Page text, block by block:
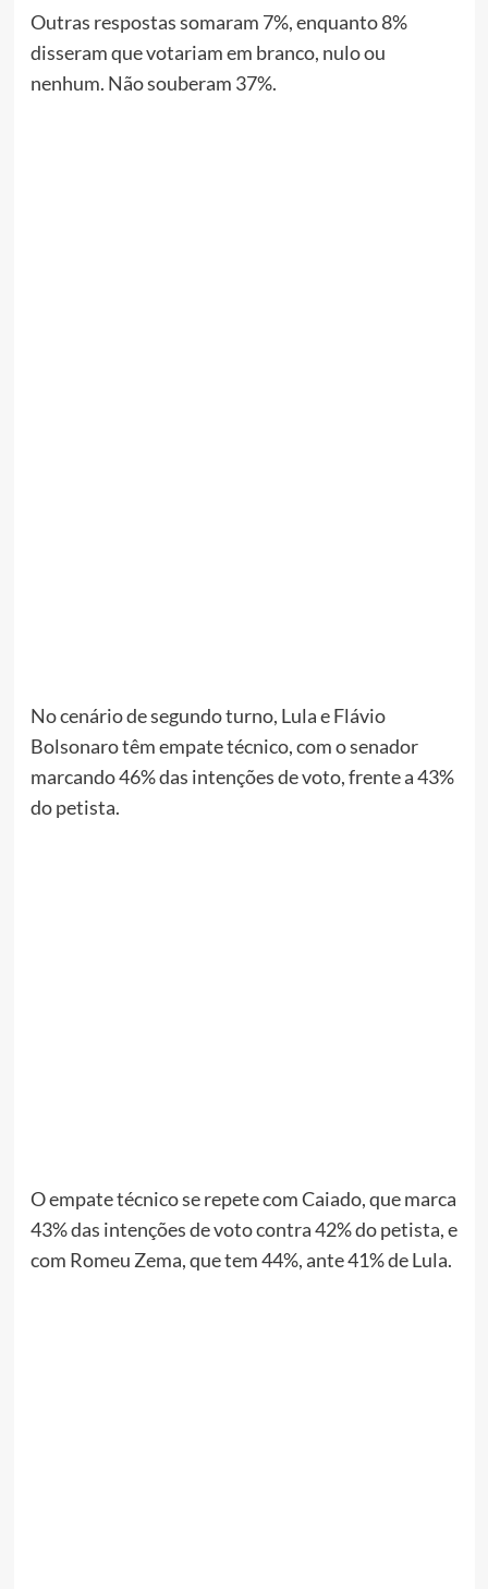
Outras respostas somaram 7%, enquanto 8%
disseram que votariam em branco, nulo ou
nenhum. Não souberam 37%.
No cenário de segundo turno, Lula e Flávio
Bolsonaro têm empate técnico, com o senador
marcando 46% das intenções de voto, frente a 43%
do petista.
O empate técnico se repete com Caiado, que marca
43% das intenções de voto contra 42% do petista, e
com Romeu Zema, que tem 44%, ante 41% de Lula.